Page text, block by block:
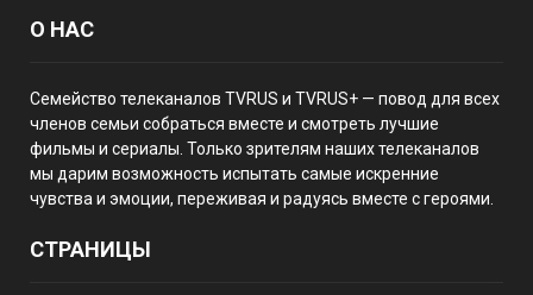
О НАС
Семейство телеканалов TVRUS и TVRUS+ — повод для всех
членов семьи собраться вместе и смотреть лучшие
фильмы и сериалы. Только зрителям наших телеканалов
мы дарим возможность испытать самые искренние
чувства и эмоции, переживая и радуясь вместе с героями.
СТРАНИЦЫ